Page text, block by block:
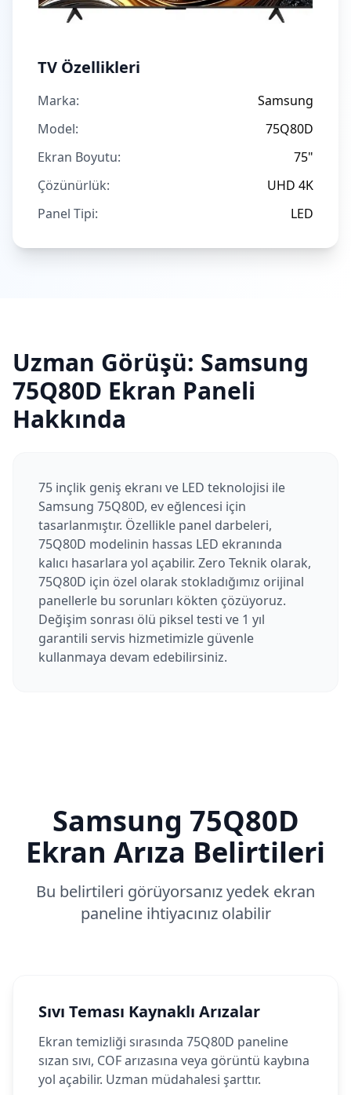
TV Özellikleri
Marka:
Samsung
Model:
75Q80D
Ekran Boyutu:
75"
Çözünürlük:
UHD 4K
Panel Tipi:
LED
Uzman Görüşü: Samsung
75Q80D Ekran Paneli
Hakkında
75 inçlik geniş ekranı ve LED teknolojisi ile
Samsung 75Q80D, ev eğlencesi için
tasarlanmıştır. Özellikle panel darbeleri,
75Q80D modelinin hassas LED ekranında
kalıcı hasarlara yol açabilir. Zero Teknik olarak,
75Q80D için özel olarak stokladığımız orijinal
panellerle bu sorunları kökten çözüyoruz.
Değişim sonrası ölü piksel testi ve 1 yıl
garantili servis hizmetimizle güvenle
kullanmaya devam edebilirsiniz.
Samsung 75Q80D
Ekran Arıza Belirtileri
Bu belirtileri görüyorsanız yedek ekran
paneline ihtiyacınız olabilir
Sıvı Teması Kaynaklı Arızalar
Ekran temizliği sırasında 75Q80D paneline
sızan sıvı, COF arızasına veya görüntü kaybına
yol açabilir. Uzman müdahalesi şarttır.